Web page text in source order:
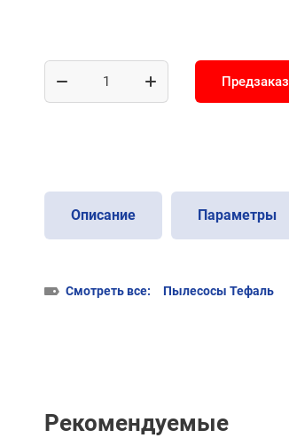
Предзаказ
Описание Параметры
Смотреть все: Пылесосы Тефаль
Рекомендуемые